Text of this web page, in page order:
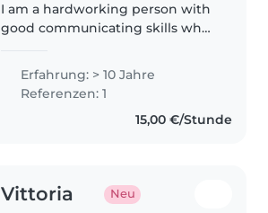
I am a hardworking person with
good communicating skills who
as to improve and my career. I
started working with children in
Erfahrung: > 10 Jahre
Referenzen: 1
15,00 €/Stunde
Vittoria Neu